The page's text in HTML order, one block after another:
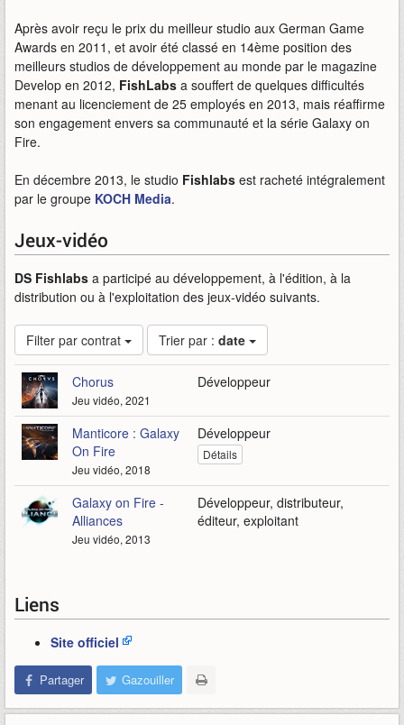
Après avoir reçu le prix du meilleur studio aux German Game
Awards en 2011, et avoir été classé en 14ème position des
meilleurs studios de développement au monde par le magazine
Develop en 2012, FishLabs a souffert de quelques difficultés
menant au licenciement de 25 employés en 2013, mais réaffirme
son engagement envers sa communauté et la série Galaxy on
Fire.
En décembre 2013, le studio Fishlabs est racheté intégralement
par le groupe KOCH Media.
Jeux-vidéo
DS Fishlabs a participé au développement, à l'édition, à la
distribution ou à l'exploitation des jeux-vidéo suivants.
Filter par contrat Trier par : date
Chorus
Jeu vidéo, 2021
Développeur
Manticore : Galaxy
On Fire
Jeu vidéo, 2018
Développeur
Détails
Galaxy on Fire -
Alliances
Jeu vidéo, 2013
Développeur, distributeur,
éditeur, exploitant
Liens
Site officiel
Partager Gazouiller